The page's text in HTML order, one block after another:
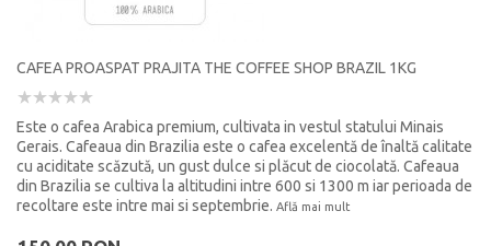
CAFEA PROASPAT PRAJITA THE COFFEE SHOP BRAZIL 1KG
Este o cafea Arabica premium, cultivata in vestul statului Minais
Gerais. Cafeaua din Brazilia este o cafea excelentă de înaltă calitate
cu aciditate scăzută, un gust dulce si plăcut de ciocolată. Cafeaua
din Brazilia se cultiva la altitudini intre 600 si 1300 m iar perioada de
recoltare este intre mai si septembrie. Află mai mult